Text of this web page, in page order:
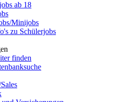
ab 18
Minijobs
zu Schülerjobs
finden